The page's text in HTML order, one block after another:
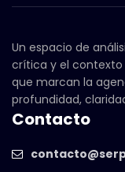
Un espacio de
crítica y el
que marcan la
profundidad,
Contacto